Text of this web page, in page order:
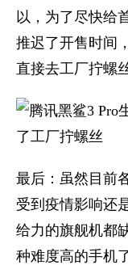
以，为了尽快给
推迟了开售时间
直接去工厂拧螺
最后：虽然目前
受到疫情影响还
给力的旗舰机都
种难度高的手机了